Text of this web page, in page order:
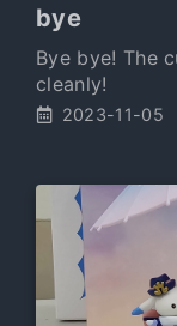
bye
Bye bye! The
cleanly!
2023-11-05